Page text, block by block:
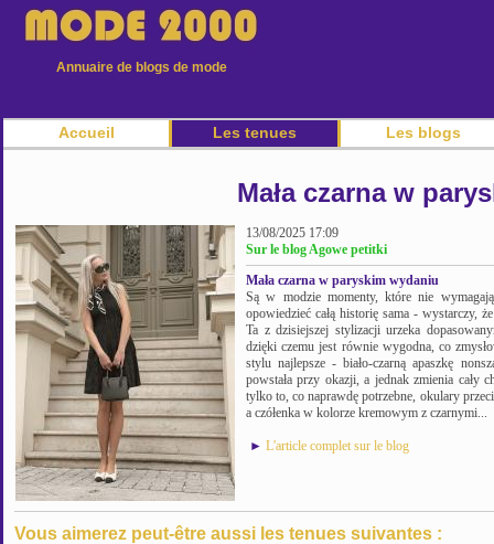
Annuaire de blogs de mode
Accueil Les tenues Les blogs
Mała czarna w
13/08/2025 17:09
Sur le blog Agowe petitki
Mała czarna w paryskim wydaniu
Są w modzie momenty, które nie
opowiedzieć całą historię sama - wystarczy,
Ta z dzisiejszej stylizacji urzeka
dzięki czemu jest równie wygodna, co
stylu najlepsze - biało-czarną apaszkę
powstała przy okazji, a jednak zmienia cały
tylko to, co naprawdę potrzebne, okulary
a czółenka w kolorze kremowym z czarnymi...
► L'article complet sur le blog
Vous aimerez peut-être aussi les tenues suivantes :